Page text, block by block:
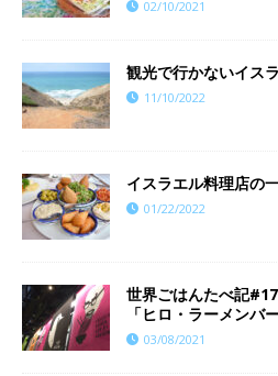
02/10/2021
観光で行かないイス
11/10/2022
イスラエル料理店の
01/22/2022
世界ごはんたべ記
「ヒロ・ラーメンバー
03/08/2021